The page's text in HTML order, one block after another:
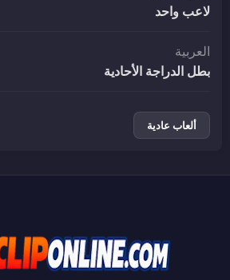
لاعب واحد
العربية
بطل الدراجة الأحادية
ألعاب عادية